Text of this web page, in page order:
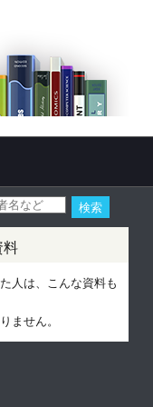
料
人は、こんな資料も
ません。